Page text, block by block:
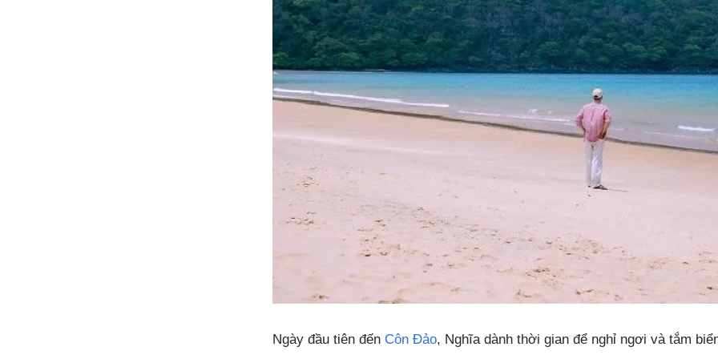
Ngày đầu tiên đến Côn Đảo, Nghĩa dành thời gian để nghỉ ngơi và tắm